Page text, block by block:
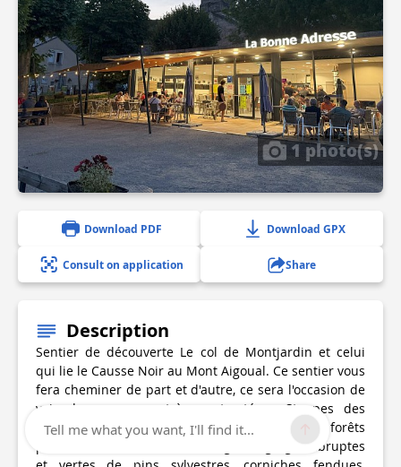
1 photo(s)
Download PDF Download GPX
Consult on application Share
Description
Sentier de découverte Le col de Montjardin et celui
qui lie le Causse Noir au Mont Aigoual. Ce sentier vous
fera cheminer de part et d'autre, ce sera l'occasion de
voir des paysages très contrastés : Steppes des
Causses et les petits bataillons de buis épars, forêts
profondes des versants de l’Aigoual, gorges abruptes
Tell me what you want, I'll find it...